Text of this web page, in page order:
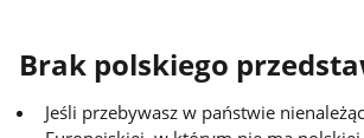
Brak polskiego
Jeśli przebywasz w państwie